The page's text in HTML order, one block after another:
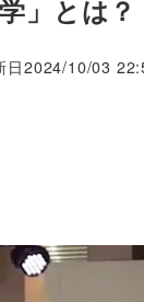
」とは？
日2024/10/03